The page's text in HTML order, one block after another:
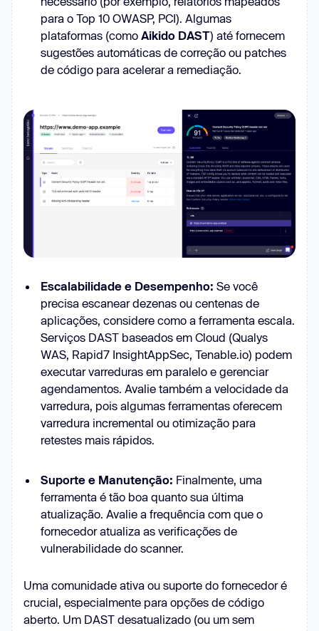
para o Top 10 OWASP, PCI). Algumas
plataformas (como Aikido DAST) até fornecem
sugestões automáticas de correção ou patches
de código para acelerar a remediação.
Escalabilidade e Desempenho: Se você
precisa escanear dezenas ou centenas de
aplicações, considere como a ferramenta escala.
Serviços DAST baseados em Cloud (Qualys
WAS, Rapid7 InsightAppSec, Tenable.io) podem
executar varreduras em paralelo e gerenciar
agendamentos. Avalie também a velocidade da
varredura, pois algumas ferramentas oferecem
varredura incremental ou otimização para
retestes mais rápidos.
Suporte e Manutenção: Finalmente, uma
ferramenta é tão boa quanto sua última
atualização. Avalie a frequência com que o
fornecedor atualiza as verificações de
vulnerabilidade do scanner.
Uma comunidade ativa ou suporte do fornecedor é
crucial, especialmente para opções de código
aberto. Um DAST desatualizado (ou um sem